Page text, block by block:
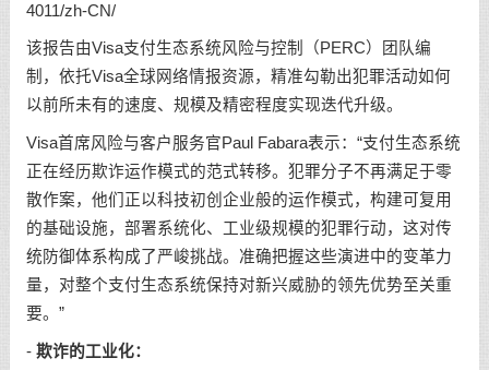
4011/zh-CN/
该报告由Visa支付生态系统风险与控制（PERC）团队编
制，依托Visa全球网络情报资源，精准勾勒出犯罪活动如何
以前所未有的速度、规模及精密程度实现迭代升级。
Visa首席风险与客户服务官Paul Fabara表示：“支付生态系统
正在经历欺诈运作模式的范式转移。犯罪分子不再满足于零
散作案，他们正以科技初创企业般的运作模式，构建可复用
的基础设施，部署系统化、工业级规模的犯罪行动，这对传
统防御体系构成了严峻挑战。准确把握这些演进中的变革力
量，对整个支付生态系统保持对新兴威胁的领先优势至关重
要。”
- 欺诈的工业化：